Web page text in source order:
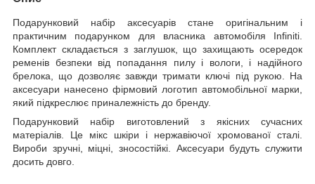
Подарунковий набір аксесуарів стане оригінальним і
практичним подарунком для власника автомобіля Infiniti.
Комплект складається з заглушок, що захищають осередок
ременів безпеки від попадання пилу і вологи, і надійного
брелока, що дозволяє завжди тримати ключі під рукою. На
аксесуари нанесено фірмовий логотип автомобільної марки,
який підкреслює приналежність до бренду.
Подарунковий набір виготовлений з якісних сучасних
матеріалів. Це мікс шкіри і нержавіючої хромованої сталі.
Вироби зручні, міцні, зносостійкі. Аксесуари будуть служити
досить довго.